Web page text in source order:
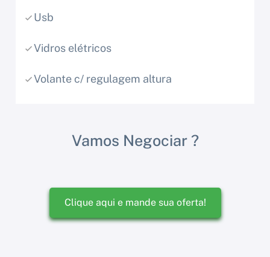
Usb
Vidros elétricos
Volante c/ regulagem altura
Vamos Negociar ?
Clique aqui e mande sua oferta!